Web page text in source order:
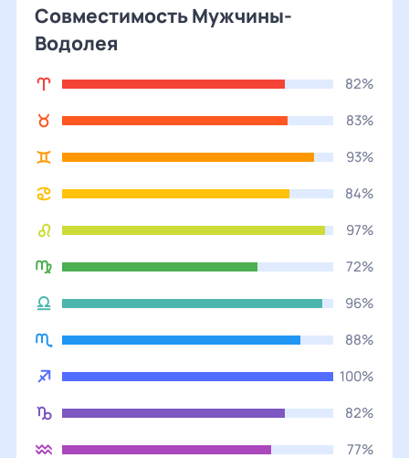
Совместимость Мужчины-
Водолея
82%
83%
93%
84%
97%
72%
96%
88%
100%
82%
77%